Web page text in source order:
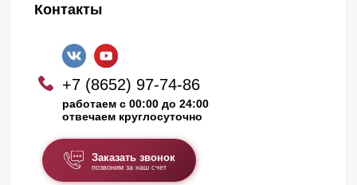
Контакты
+7 (8652) 97-74-86
работаем с 00:00 до 24:00
отвечаем круглосуточно
Заказать звонок
позвоним за наш счет